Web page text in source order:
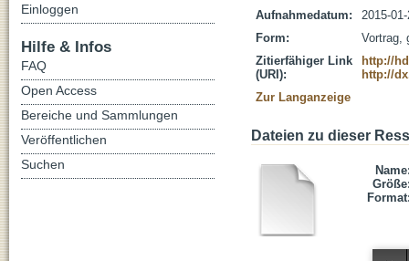
Aufnahmedatum:
2015-
Form:
Vortrag,
Zitierfähiger Link
(URI):
http://
http://
Zur Langanzeige
Dateien zu dieser
Einloggen
Hilfe & Infos
FAQ
Open Access
Bereiche und Sammlungen
Veröffentlichen
Suchen